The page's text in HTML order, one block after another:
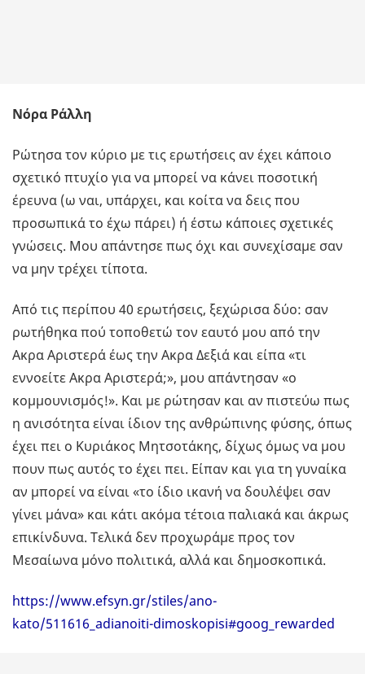
Νόρα Ράλλη
Ρώτησα τον κύριο με τις ερωτήσεις αν έχει κάποιο
σχετικό πτυχίο για να μπορεί να κάνει ποσοτική
έρευνα (ω ναι, υπάρχει, και κοίτα να δεις που
προσωπικά το έχω πάρει) ή έστω κάποιες σχετικές
γνώσεις. Μου απάντησε πως όχι και συνεχίσαμε σαν
να μην τρέχει τίποτα.
Από τις περίπου 40 ερωτήσεις, ξεχώρισα δύο: σαν
ρωτήθηκα πού τοποθετώ τον εαυτό μου από την
Ακρα Αριστερά έως την Ακρα Δεξιά και είπα «τι
εννοείτε Ακρα Αριστερά;», μου απάντησαν «ο
κομμουνισμός!». Και με ρώτησαν και αν πιστεύω πως
η ανισότητα είναι ίδιον της ανθρώπινης φύσης, όπως
έχει πει ο Κυριάκος Μητσοτάκης, δίχως όμως να μου
πουν πως αυτός το έχει πει. Είπαν και για τη γυναίκα
αν μπορεί να είναι «το ίδιο ικανή να δουλέψει σαν
γίνει μάνα» και κάτι ακόμα τέτοια παλιακά και άκρως
επικίνδυνα. Τελικά δεν προχωράμε προς τον
Μεσαίωνα μόνο πολιτικά, αλλά και δημοσκοπικά.
https://www.efsyn.gr/stiles/ano-
kato/511616_adianoiti-dimoskopisi#goog_rewarded